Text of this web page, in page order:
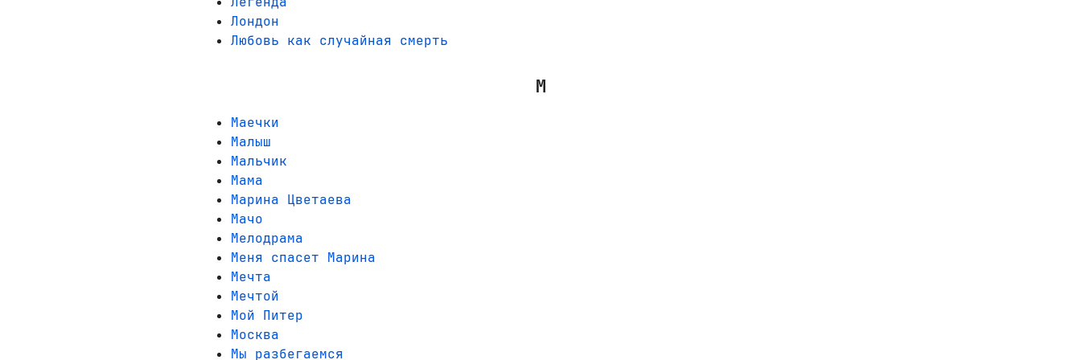
Лондон
Любовь как случайная смерть
М
Маечки
Малыш
Мальчик
Мама
Марина Цветаева
Мачо
Мелодрама
Меня спасет Марина
Мечта
Мечтой
Мой Питер
Москва
Мы разбегаемся